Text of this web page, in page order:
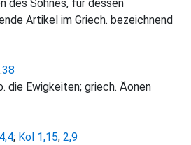
des Sohnes, für dessen
Artikel im Griech. bezeichnend
.38
die Ewigkeiten; griech. Äonen
; Kol 1,15; 2,9